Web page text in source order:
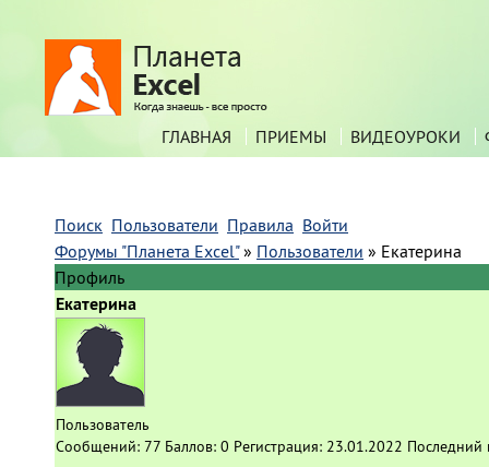
ГЛАВНАЯ ПРИЕМЫ ВИДЕОУРОКИ
Поиск Пользователи Правила Войти
Форумы "Планета Excel" » Пользователи » Екатерина
Профиль
Екатерина
Пользователь
Сообщений: 77 Баллов: 0 Регистрация: 23.01.2022 Последний